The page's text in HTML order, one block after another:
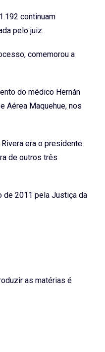
continuam
pelo juiz.
comemorou a
do médico Hernán
Aérea Maquehue, nos
era o presidente
de outros três
de 2011 pela Justiça da
as matérias é